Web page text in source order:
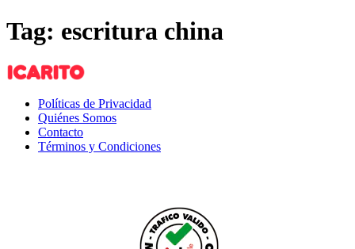
Tag: escritura china
Políticas de Privacidad
Quiénes Somos
Contacto
Términos y Condiciones